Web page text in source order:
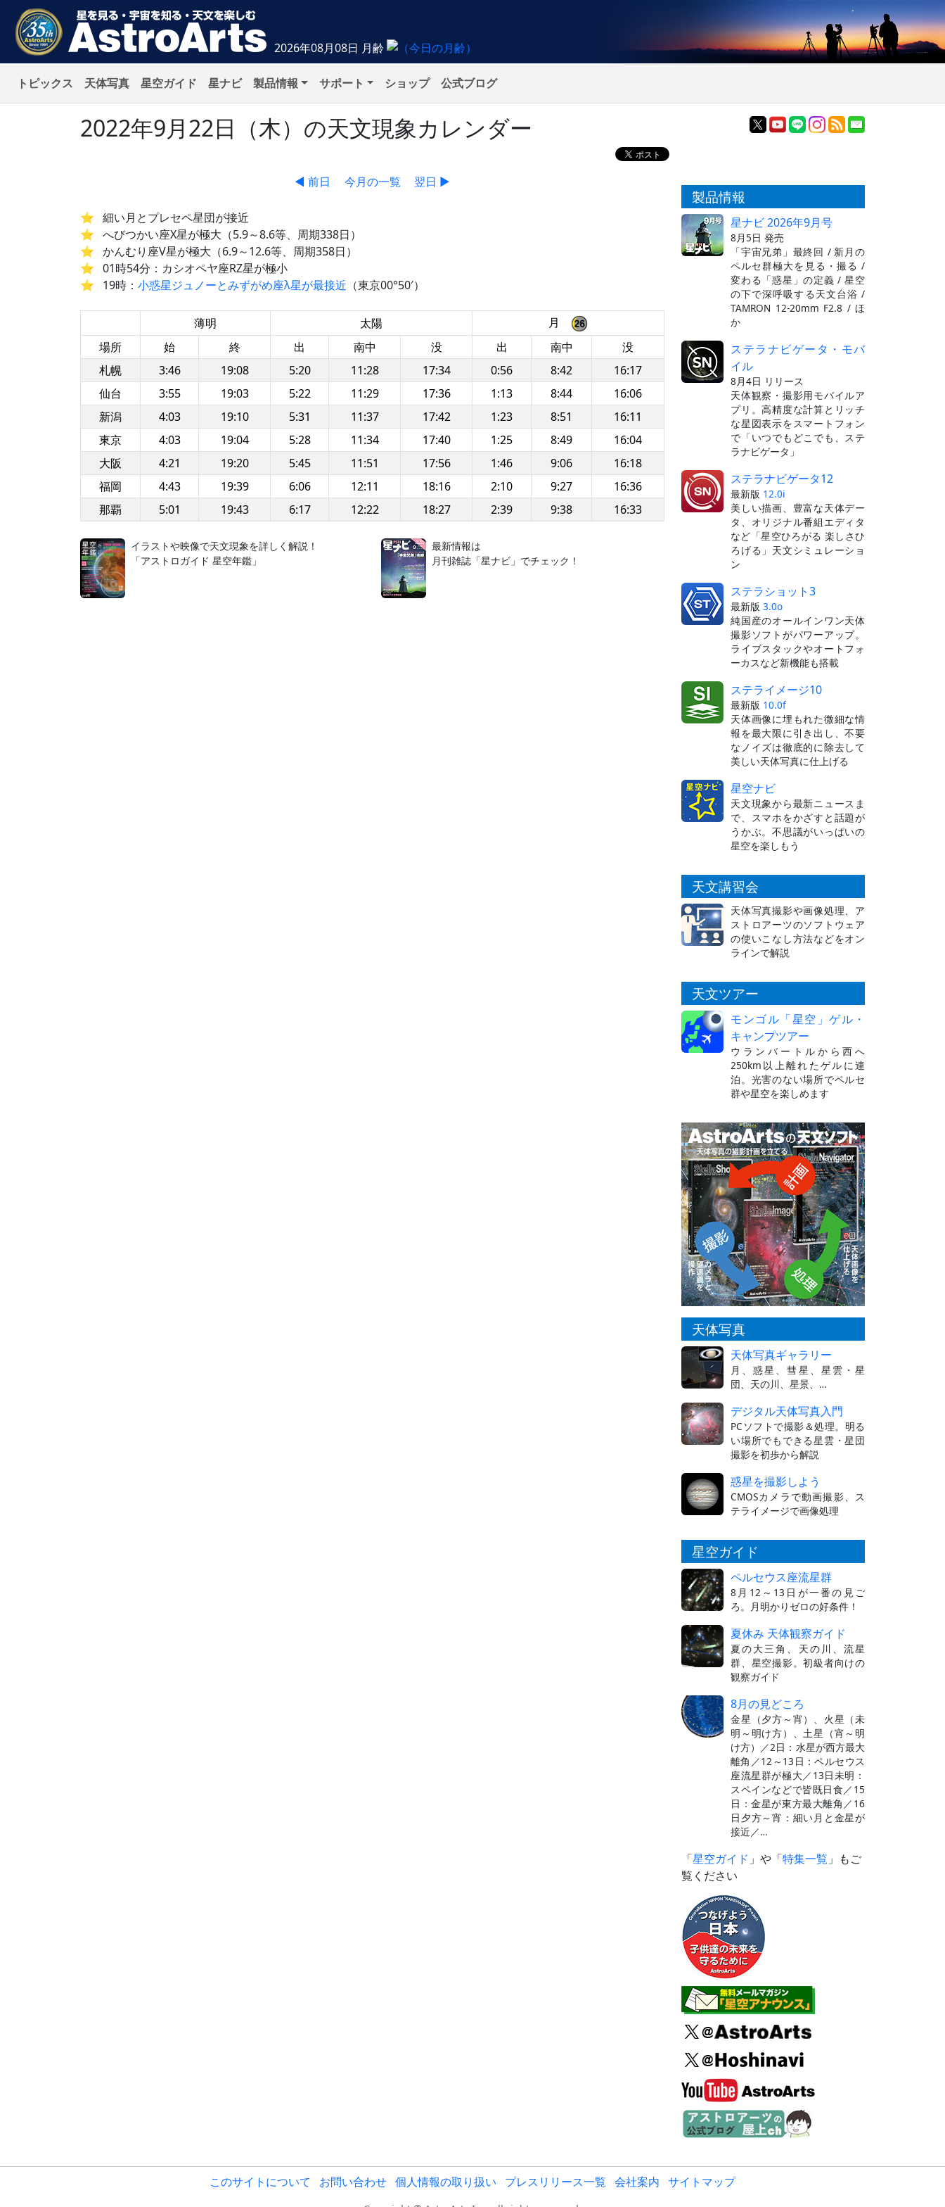
2026年08月08日 月齢
トピックス 天体写真 星空ガイド 星ナビ 製品情報 サポート ショップ 公式ブログ
2022年9月22日（木）の天文現象カレンダー
◀ 前日 今月の一覧 翌日 ▶
細い月とプレセペ星団が接近
へびつかい座X星が極大（5.9～8.6等、周期338日）
かんむり座V星が極大（6.9～12.6等、周期358日）
01時54分：カシオペヤ座RZ星が極小
19時： 小惑星ジュノーとみずがめ座λ星が最接近 （東京00°50′）
薄明 太陽
月
場所
始 終 出 南中 没 出 南中
没
札幌
3:46 19:08 5:20 11:28 17:34 0:56 8:42
16:17
仙台
3:55 19:03 5:22 11:29 17:36 1:13 8:44
16:06
新潟
4:03 19:10 5:31 11:37 17:42 1:23 8:51
16:11
東京
4:03 19:04 5:28 11:34 17:40 1:25 8:49
16:04
大阪
4:21 19:20 5:45 11:51 17:56 1:46 9:06
16:18
福岡
4:43 19:39 6:06 12:11 18:16 2:10 9:27
16:36
那覇
5:01 19:43 6:17 12:22 18:27 2:39 9:38 16:33
イラストや映像で天文現象を詳しく解説！
「アストロガイド 星空年鑑」
最新情報は
月刊雑誌「星ナビ」でチェック！
製品情報
星ナビ 2026年9月号
8月5日 発売
「宇宙兄弟」最終回 / 新月の
ペルセ群極大を見る・撮る /
変わる「惑星」の定義 / 星空
の下で深呼吸する天文台浴 /
TAMRON 12-20mm F2.8 / ほ
か
ステラナビゲータ・モバ
イル
8月4日 リリース
天体観察・撮影用モバイルア
プリ。高精度な計算とリッチ
な星図表示をスマートフォン
で「いつでもどこでも、ステ
ラナビゲータ」
ステラナビゲータ12
最新版 12.0i
美しい描画、豊富な天体デー
タ、オリジナル番組エディタ
など「星空ひろがる 楽しさひ
ろげる」天文シミュレーショ
ン
ステラショット3
最新版 3.0o
純国産のオールインワン天体
撮影ソフトがパワーアップ。
ライブスタックやオートフォ
ーカスなど新機能も搭載
ステライメージ10
最新版 10.0f
天体画像に埋もれた微細な情
報を最大限に引き出し、不要
なノイズは徹底的に除去して
美しい天体写真に仕上げる
星空ナビ
天文現象から最新ニュースま
で、スマホをかざすと話題が
うかぶ。不思議がいっぱいの
星空を楽しもう
天文講習会
天体写真撮影や画像処理、ア
ストロアーツのソフトウェア
の使いこなし方法などをオン
ラインで解説
天文ツアー
モンゴル「星空」ゲル・
キャンプツアー
ウランバートルから西へ
250km以上離れたゲルに連
泊。光害のない場所でペルセ
群や星空を楽しめます
天体写真
天体写真ギャラリー
月、惑星、彗星、星雲・星
団、天の川、星景、…
デジタル天体写真入門
PCソフトで撮影＆処理。明る
い場所でもできる星雲・星団
撮影を初歩から解説
惑星を撮影しよう
CMOSカメラで動画撮影、ス
テライメージで画像処理
星空ガイド
ペルセウス座流星群
8月12～13日が一番の見ご
ろ。月明かりゼロの好条件！
夏休み 天体観察ガイド
夏の大三角、天の川、流星
群、星空撮影。初級者向けの
観察ガイド
8月の見どころ
金星（夕方～宵）、火星（未
明～明け方）、土星（宵～明
け方）／2日：水星が西方最大
離角／12～13日：ペルセウス
座流星群が極大／13日未明：
スペインなどで皆既日食／15
日：金星が東方最大離角／16
日夕方～宵：細い月と金星が
接近／…
「星空ガイド 」や「特集一覧 」もご
覧ください
このサイトについて お問い合わせ 個人情報の取り扱い プレスリリース一覧 会社案内 サイトマップ